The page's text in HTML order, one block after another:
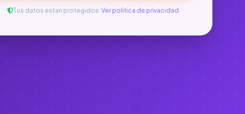
Tus datos estan protegidos. Ver politica de privacidad